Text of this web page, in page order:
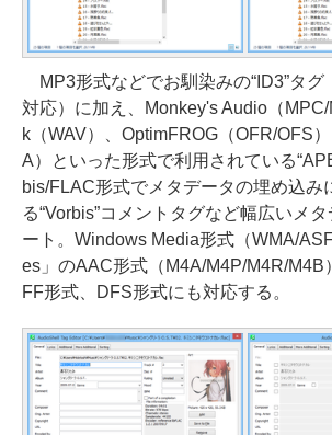
MP3形式などでお馴染みの“ID3”タグ
対応）に加え、Monkey's Audio（
k（WAV）、OptimFROG（OFR/OFS
A）といった形式で利用されている
bis/FLAC形式でメタデータの埋め込み
る“Vorbis”コメントタグなど幅広いメ
ート。Windows Media形式（WMA/
es」のAAC形式（M4A/M4P/M4R/M4B
FF形式、DFS形式にも対応する。